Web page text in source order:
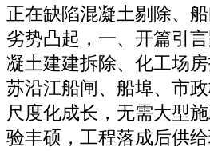
正在缺陷混凝土剔除、
劣势凸起，一、开篇引
凝土建建拆除、化工场
苏沿江船闸、船埠、市
尺度化成长，无需大型
验丰硕，工程落成后供